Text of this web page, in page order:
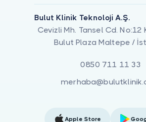
Bulut Klinik Teknoloji A.Ş.
Cevizli Mh. Tansel Cd. No:12
Bulut Plaza Maltepe /
0850 711 11 33
Apple Store